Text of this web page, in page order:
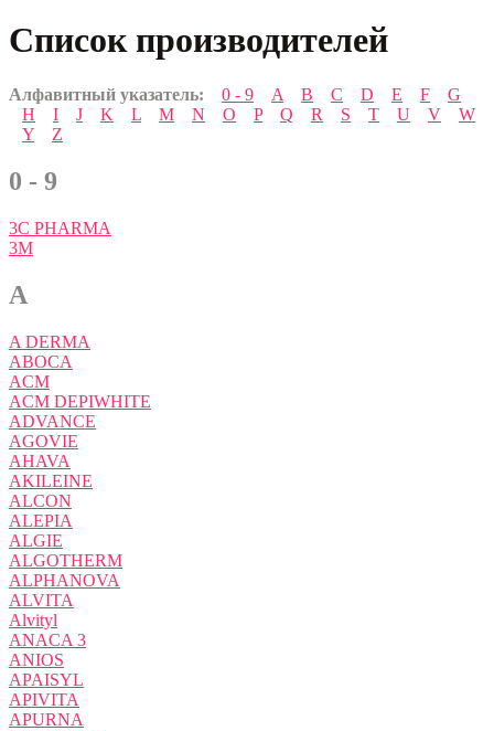
Список производителей
Алфавитный указатель: 0 - 9 A B C D E F
G
H
I J K L M N O P Q R S T U V
W
Y
Z
0 - 9
3C PHARMA
3M
A
A DERMA
ABOCA
ACM
ACM DEPIWHITE
ADVANCE
AGOVIE
AHAVA
AKILEINE
ALCON
ALEPIA
ALGIE
ALGOTHERM
ALPHANOVA
ALVITA
Alvityl
ANACA 3
ANIOS
APAISYL
APIVITA
APURNA